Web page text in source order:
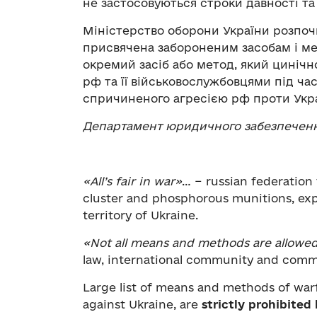
Міністерство оборони України
присвячена забороненим засобам і
окремий засіб або метод, який
рф та її військовослужбовцями під
спричиненого агресією рф проти
Департамент юридичного
«All’s fair in war»… − russian federation
cluster and phosphorous munitions,
territory of Ukraine.
«Not all means and methods are
law, international community and
Large list of means and methods of
against Ukraine, are strictly prohibited